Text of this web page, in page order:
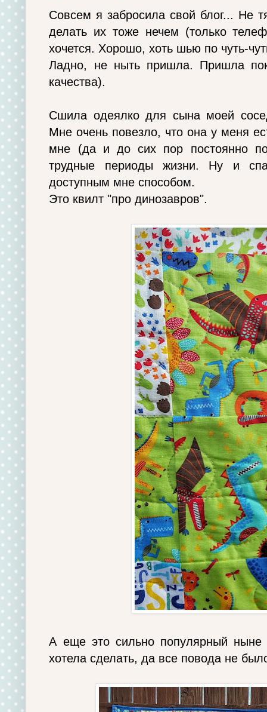
Совсем я забросила свой блог... Не
делать их тоже нечем (только
хочется. Хорошо, хоть шью по чуть-
Ладно, не ныть пришла. Пришла
качества).
Сшила одеялко для сына моей
Мне очень повезло, что она у меня
мне (да и до сих пор постоянно
трудные периоды жизни. Ну и
доступным мне способом.
Это квилт "про динозавров".
А еще это сильно популярный ныне
хотела сделать, да все повода не